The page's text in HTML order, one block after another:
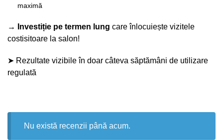
maximă
→ Investiție pe termen lung care înlocuiește vizitele
costisitoare la salon!
➤ Rezultate vizibile în doar câteva săptămâni de utilizare
regulată
Nu există recenzii până acum.